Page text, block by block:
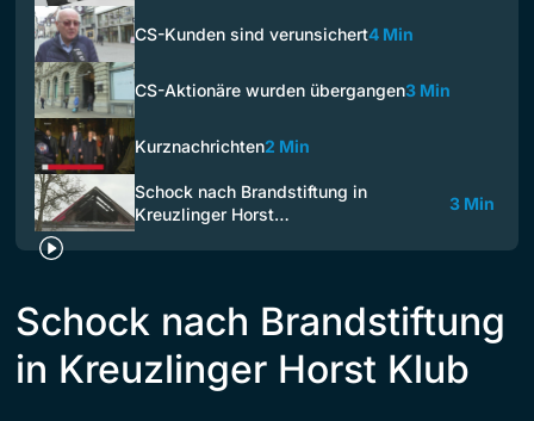
CS-Kunden sind verunsichert4 Min
CS-Aktionäre wurden übergangen3 Min
Kurznachrichten2 Min
Schock nach Brandstiftung in
Kreuzlinger Horst…
3 Min
Schock nach Brandstiftung
in Kreuzlinger Horst Klub